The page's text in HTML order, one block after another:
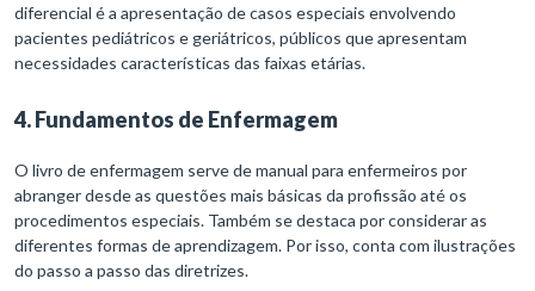
diferencial é a apresentação de casos especiais envolvendo
pacientes pediátricos e geriátricos, públicos que apresentam
necessidades características das faixas etárias.
4. Fundamentos de Enfermagem
O livro de enfermagem serve de manual para enfermeiros por
abranger desde as questões mais básicas da profissão até os
procedimentos especiais. Também se destaca por considerar as
diferentes formas de aprendizagem. Por isso, conta com ilustrações
do passo a passo das diretrizes.